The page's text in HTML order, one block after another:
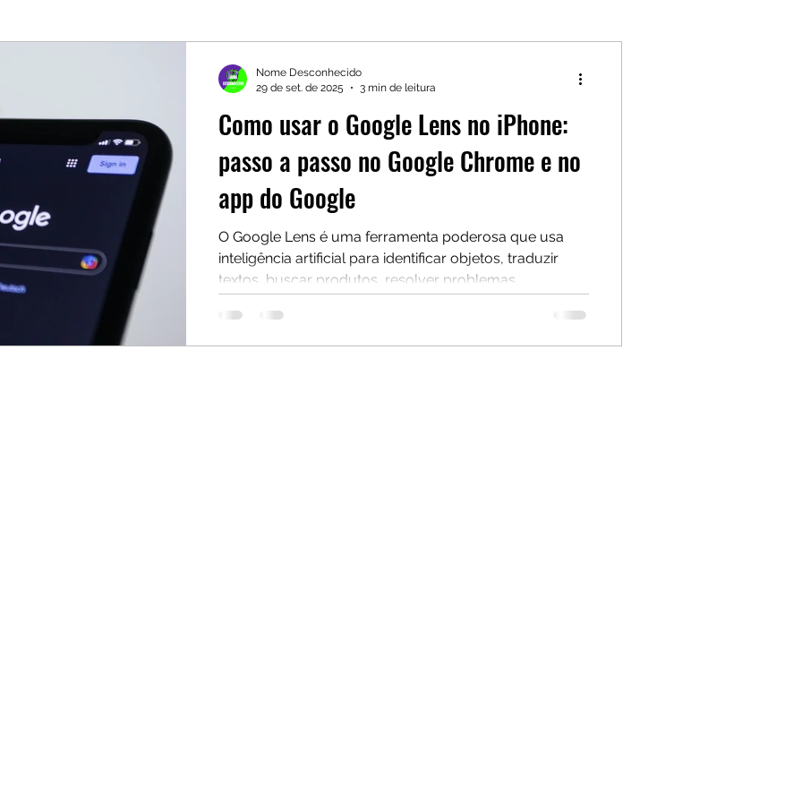
Como usar o Google Lens no iPhone:
passo a passo no Google Chrome e no
app do Google
O Google Lens é uma ferramenta poderosa que usa
inteligência artificial para identificar objetos, traduzir
textos, buscar produtos, resolver problemas
simples imagem ou da câmera do celular.
Nome Desconhecido
29 de set. de 2025
3 min de leitura